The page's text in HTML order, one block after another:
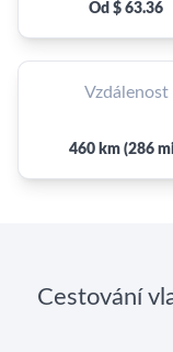
Od $ 63.36
Vzdálenost
460 km (286
Cestování